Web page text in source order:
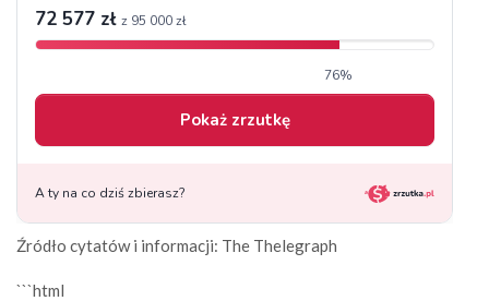
Źródło cytatów i informacji: The Thelegraph
```html